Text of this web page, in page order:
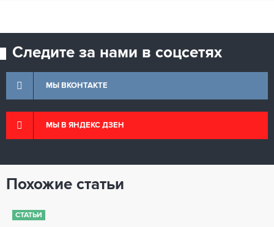
Следите за нами в соцсетях
МЫ ВКОНТАКТЕ
МЫ В ЯНДЕКС ДЗЕН
Похожие статьи
СТАТЬИ